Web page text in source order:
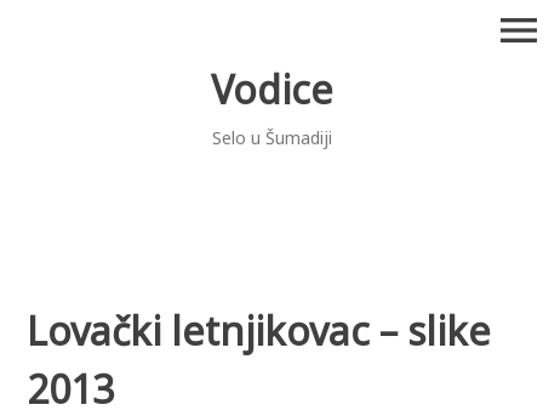
Vodice
Selo u Šumadiji
menu
Lovački letnjikovac – slike
2013